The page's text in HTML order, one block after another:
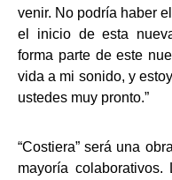
venir. No podría haber
el inicio de esta
forma parte de este
vida a mi sonido, y
ustedes muy pronto.”
“Costiera” será una
mayoría